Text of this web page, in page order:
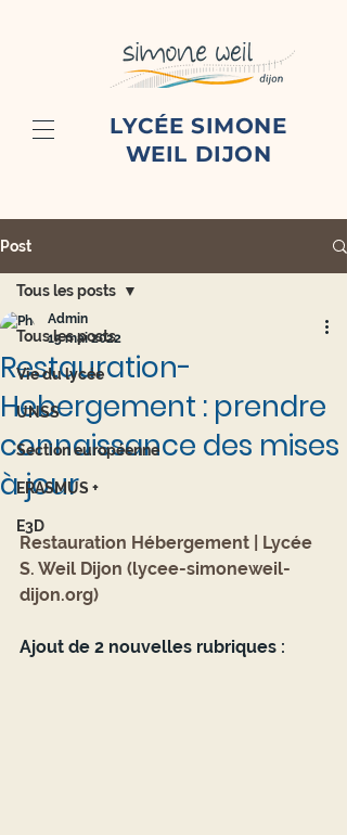
LYCÉE SIMONE
WEIL DIJON
Post
Tous les posts
Vie du lycée
UNSS
Section européenne
ERASMUS +
E3D
Tous les posts
Restauration-
Hebergement : prendre
connaissance des mises
à jour
Admin
15 mai 2022
Restauration Hébergement | Lycée
S. Weil Dijon (lycee-simoneweil-
dijon.org)
Ajout de 2 nouvelles rubriques :